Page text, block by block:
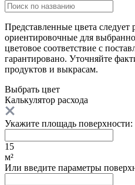
Представленные цвета следует
ориентировочные для
цветовое соответствие с
гарантировано. Уточняйте
продуктов и выкрасам.
Выбрать цвет
Калькулятор расхода
Укажите площадь поверхности:
15
м²
Или введите параметры